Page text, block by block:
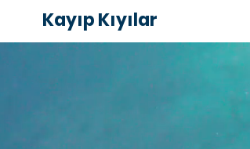
Kayıp Kıyılar